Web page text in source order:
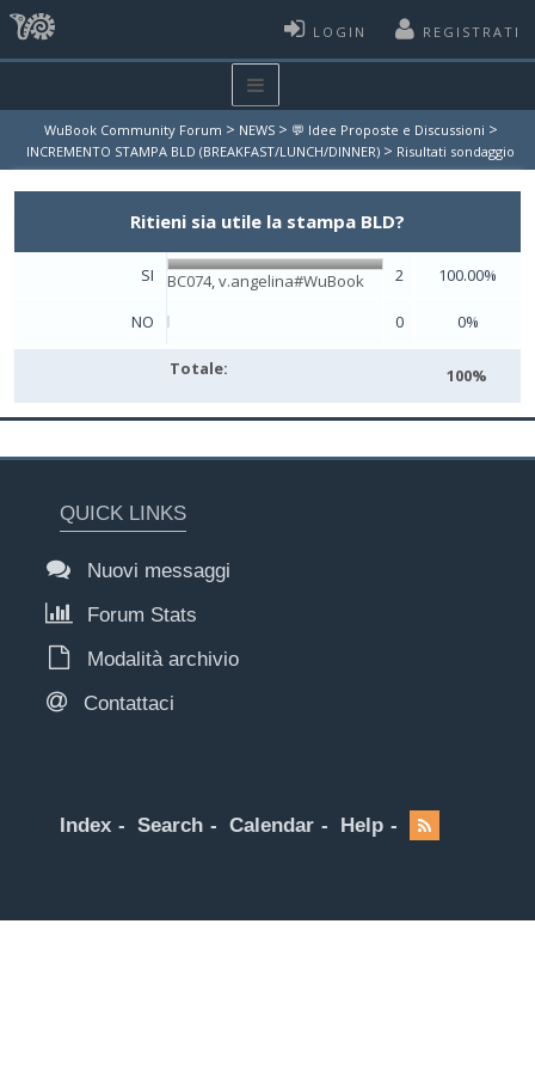
LOGIN REGISTRATI
WuBook Community Forum > NEWS > 💬 Idee Proposte e Discussioni >
INCREMENTO STAMPA BLD (BREAKFAST/LUNCH/DINNER) > Risultati sondaggio
Ritieni sia utile la stampa BLD?
SI BC074,v.angelina#WuBook 2 100.00%
NO 0 0%
Totale: 100%
QUICK LINKS
Nuovi messaggi
Forum Stats
Modalità archivio
Contattaci
Index Search Calendar Help